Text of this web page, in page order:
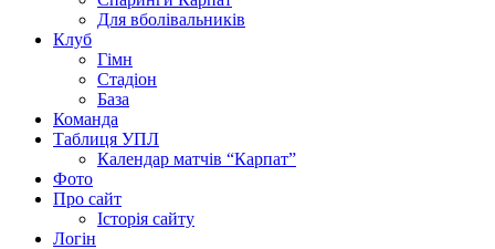
Для вболівальників
Клуб
Гімн
Стадіон
База
Команда
Таблиця УПЛ
Календар матчів “Карпат”
Фото
Про сайт
Історія сайту
Логін